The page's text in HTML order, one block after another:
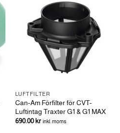
LUFTFILTER
Can-Am Förfilter för CVT-
Luftintag Traxter G1 & G1 MAX
690.00kr inkl. moms